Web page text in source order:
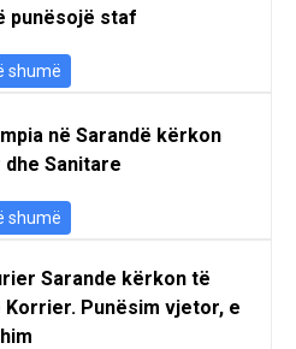
punësojë staf
shumë
në Sarandë kërkon
dhe Sanitare
shumë
Sarande kërkon të
Korrier. Punësim vjetor, e